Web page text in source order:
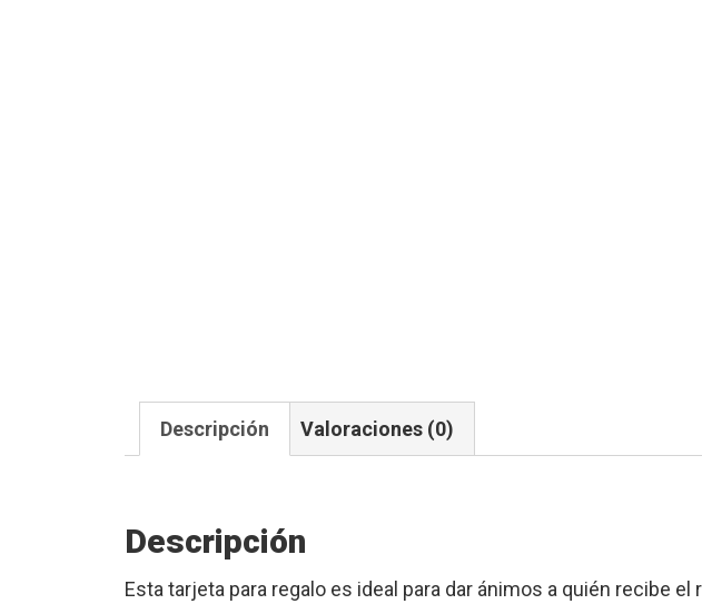
Descripción Valoraciones (0)
Descripción
Esta tarjeta para regalo es ideal para dar ánimos a quién recibe